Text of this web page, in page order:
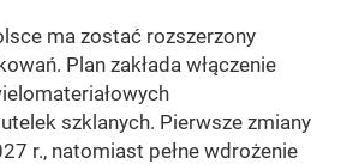
ma zostać rozszerzony
Plan zakłada włączenie
szklanych. Pierwsze zmiany
r., natomiast pełne wdrożenie